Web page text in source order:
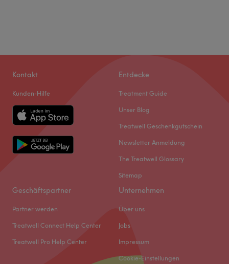
Kontakt
Kunden-Hilfe
Entdecke
Treatment Guide
Unser Blog
Treatwell Geschenkgutschein
Newsletter Anmeldung
The Treatwell Glossary
Sitemap
Geschäftspartner
Partner werden
Treatwell Connect Help Center
Treatwell Pro Help Center
Unternehmen
Über uns
Jobs
Impressum
Cookie-Einstellungen